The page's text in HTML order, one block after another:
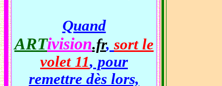
Quand
ARTivision.fr, sort le
volet 11, pour
remettre dès lors,